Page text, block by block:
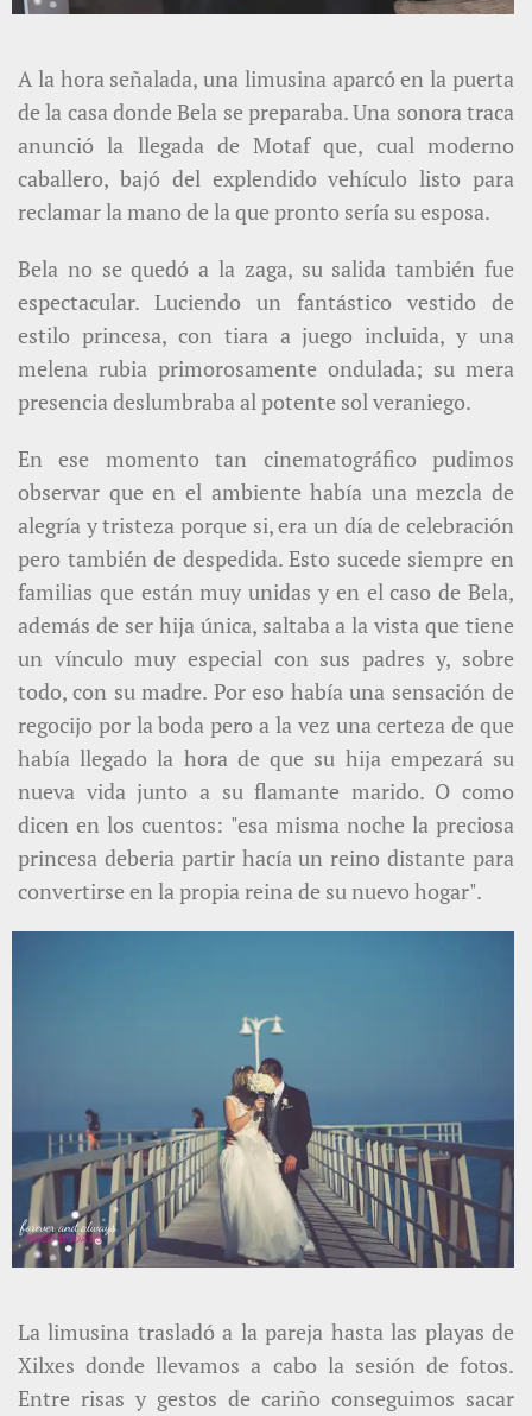
A la hora señalada, una limusina aparcó en la puerta
de la casa donde Bela se preparaba. Una sonora traca
anunció la llegada de Motaf que, cual moderno
caballero, bajó del explendido vehículo listo para
reclamar la mano de la que pronto sería su esposa.
Bela no se quedó a la zaga, su salida también fue
espectacular. Luciendo un fantástico vestido de
estilo princesa, con tiara a juego incluida, y una
melena rubia primorosamente ondulada; su mera
presencia deslumbraba al potente sol veraniego.
En ese momento tan cinematográfico pudimos
observar que en el ambiente había una mezcla de
alegría y tristeza porque si, era un día de celebración
pero también de despedida. Esto sucede siempre en
familias que están muy unidas y en el caso de Bela,
además de ser hija única, saltaba a la vista que tiene
un vínculo muy especial con sus padres y, sobre
todo, con su madre. Por eso había una sensación de
regocijo por la boda pero a la vez una certeza de que
había llegado la hora de que su hija empezará su
nueva vida junto a su flamante marido. O como
dicen en los cuentos: "esa misma noche la preciosa
princesa deberia partir hacía un reino distante para
convertirse en la propia reina de su nuevo hogar".
La limusina trasladó a la pareja hasta las playas de
Xilxes donde llevamos a cabo la sesión de fotos.
Entre risas y gestos de cariño conseguimos sacar